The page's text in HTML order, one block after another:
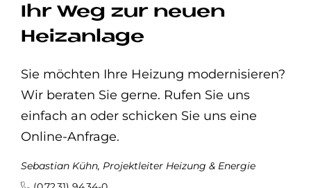
Ihr Weg zur neuen
Heizanlage
Sie möchten Ihre Heizung modernisieren?
Wir beraten Sie gerne. Rufen Sie uns
einfach an oder schicken Sie uns eine
Online-Anfrage.
Sebastian Kühn, Projektleiter Heizung & Energie